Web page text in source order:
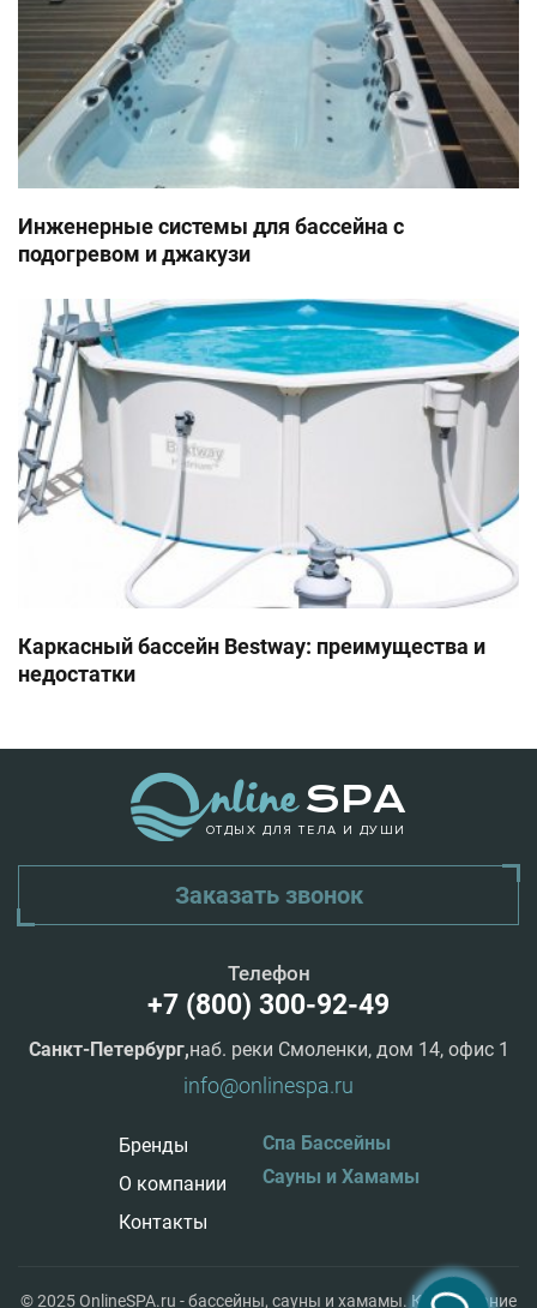
Инженерные системы для бассейна с
подогревом и джакузи
Каркасный бассейн Bestway: преимущества и
недостатки
ОТДЫХ ДЛЯ ТЕЛА И ДУШИ
Заказать звонок
Бренды
О компании
Контакты
Спа Бассейны
Сауны и Хамамы
Телефон
+7 (800) 300-92-49
Санкт-Петербург,наб. реки Смоленки, дом 14, офис 1
info@onlinespa.ru
© 2025 OnlineSPA.ru - бассейны, сауны и хамамы. Копирование